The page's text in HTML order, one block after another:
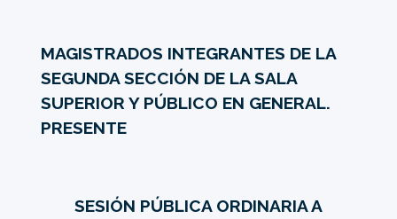
MAGISTRADOS INTEGRANTES DE LA
SEGUNDA SECCIÓN DE LA SALA
SUPERIOR Y PÚBLICO EN GENERAL.
PRESENTE
SESIÓN PÚBLICA ORDINARIA A